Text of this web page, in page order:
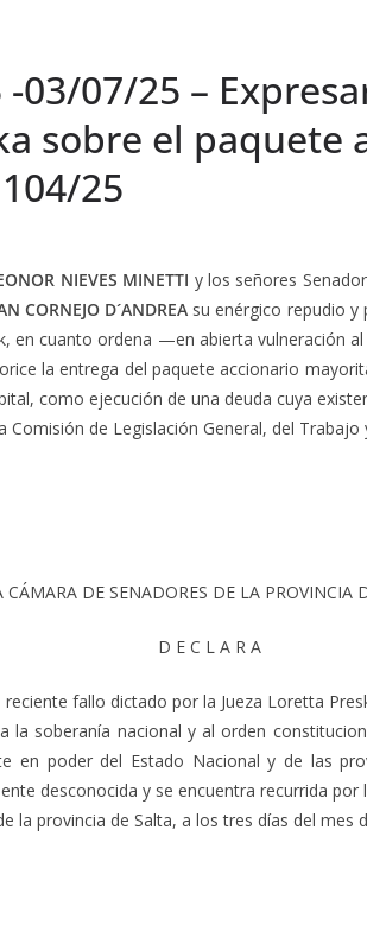
-03/07/25 –
sobre el
25
NIEVES MINETTI y los señores
CORNEJO D´ANDREA su enérgico repudio
en cuanto ordena —en abierta vulneración
la entrega del paquete accionario
como ejecución de una deuda cuya
Comisión de Legislación General, del Trabajo
CÁMARA DE SENADORES DE LA PROVINCIA
D E C L A R A
fallo dictado por la Jueza Loretta
la soberanía nacional y al orden
en poder del Estado Nacional y de las
desconocida y se encuentra recurrida por
la provincia de Salta, a los tres días del